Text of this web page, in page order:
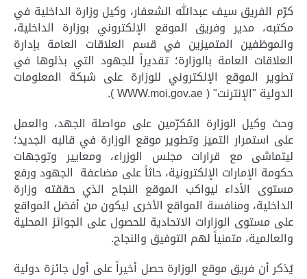
كرّم الفريق سيف عبدالله الشعفار، وكيل وزارة الداخلية في
مكتبه، مدير وفريق الموقع الإلكتروني بوزارة الداخلية،
والموظفين المتميزين في قسم العلاقات العامة بإدارة
العلاقات العامة بالوزارة؛ تقديراً للجهود التي بذلوها في
تطوير الموقع الإلكتروني للوزارة على شبكة المعلومات
الدولية "الإنترنت" ( WWW.moi.gov.ae ).
وحث وكيل الوزارة المُكرّمين على مواصلة الجهد، والعمل
على استمرار التميز وتطوير موقع الوزارة في قالبه الجديد؛
ليتماشى مع قرارات مجلس الوزراء، ومعايير وتوجهات
حكومة الإمارات الإلكترونية، حاثاً على مضاعفة الجهود ورفع
مستوى الأداء ليواكب الموقع النجاح الذي حققته وزارة
الداخلية، ومنافسة المواقع الأخرى ليكون من أفضل المواقع
على مستوى الوزارات الاتحادية للحصول على الجوائز المحلية
والعالمية، متمنياً لهم التوفيق والنجاح.
يُذكر أن فريق موقع الوزارة حصل أخيراً على أول جائزة دولية